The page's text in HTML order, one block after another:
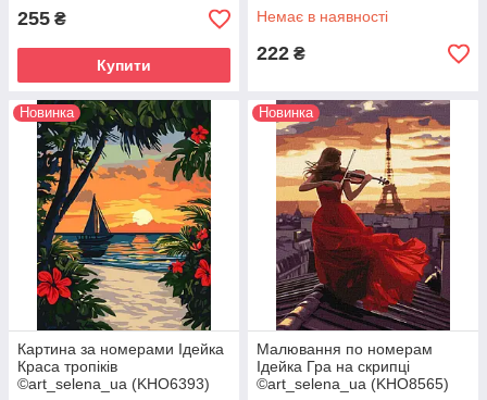
255 ₴
Купити
30 х 40 см
Немає в наявності
222 ₴
Новинка
Картина за номерами Ідейка
Краса тропіків
©art_selena_ua (KHO6393)
Новинка
Малювання по номерам
Ідейка Гра на скрипці
©art_selena_ua (KHO8565)